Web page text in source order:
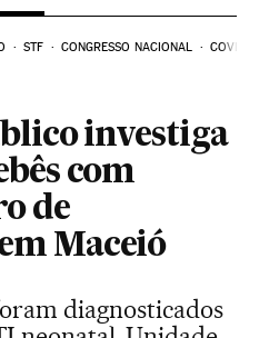
STF CONGRESSO NACIONAL COVID-
investiga
com
de
Maceió
diagnosticados